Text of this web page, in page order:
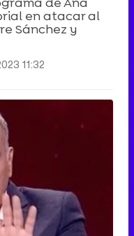
en atacar al
Sánchez y
11:32